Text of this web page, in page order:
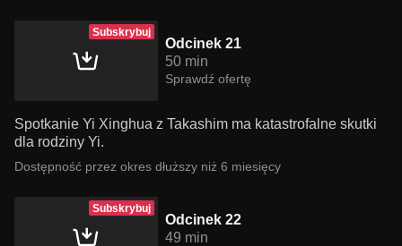
Subskrybuj
Odcinek 21
50 min
Sprawdź ofertę
Spotkanie Yi Xinghua z Takashim ma katastrofalne skutki
dla rodziny Yi.
Dostępność przez okres dłuższy niż 6 miesięcy
Subskrybuj
Odcinek 22
49 min